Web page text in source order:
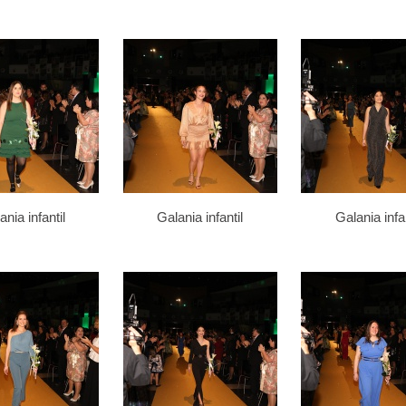
infantil Galania infantil Galania